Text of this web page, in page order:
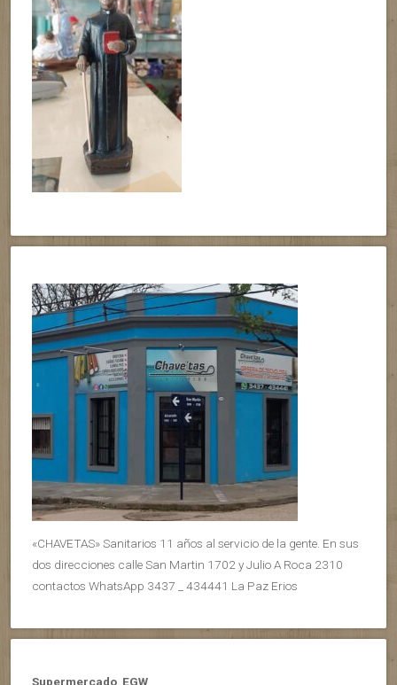
«CHAVETAS» Sanitarios 11 años al servicio de la gente. En sus
dos direcciones calle San Martin 1702 y Julio A Roca 2310
contactos WhatsApp 3437 _ 434441 La Paz Erios
Supermercado EGW